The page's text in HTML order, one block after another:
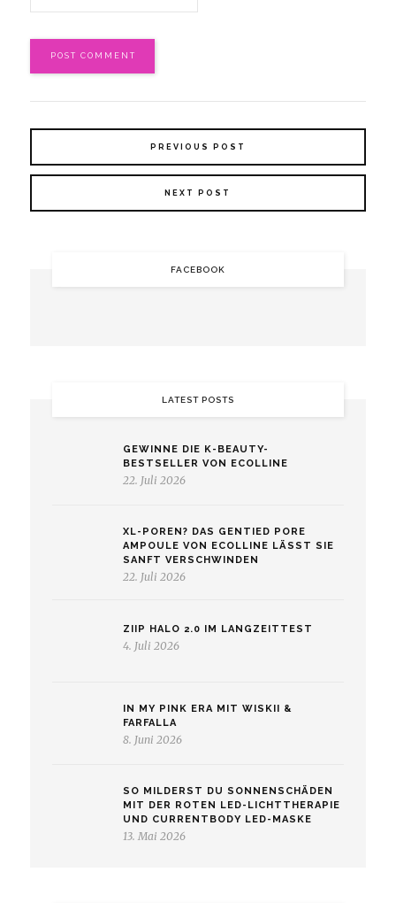
PREVIOUS POST
NEXT POST
FACEBOOK
LATEST POSTS
GEWINNE DIE K-BEAUTY-
BESTSELLER VON ECOLLINE
22. Juli 2026
XL-POREN? DAS GENTIED PORE
AMPOULE VON ECOLLINE LÄSST SIE
SANFT VERSCHWINDEN
22. Juli 2026
ZIIP HALO 2.0 IM LANGZEITTEST
4. Juli 2026
IN MY PINK ERA MIT WISKII &
FARFALLA
8. Juni 2026
SO MILDERST DU SONNENSCHÄDEN
MIT DER ROTEN LED-LICHTTHERAPIE
UND CURRENTBODY LED-MASKE
13. Mai 2026